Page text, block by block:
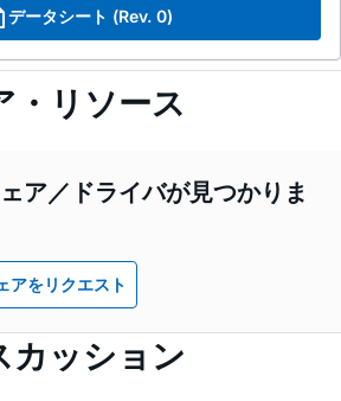
データシート (Rev. 0)
・リソース
ア／ドライバが見つかりま
アをリクエスト
カッション